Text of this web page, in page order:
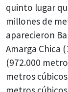
quinto lugar
millones de
aparecieron
Amarga Chica
(972.000
metros